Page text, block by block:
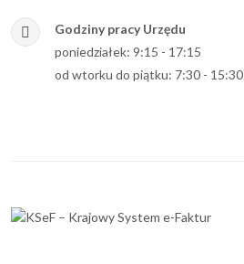
Godziny pracy Urzędu
poniedziałek: 9:15 - 17:15
od wtorku do piątku: 7:30 - 15:30